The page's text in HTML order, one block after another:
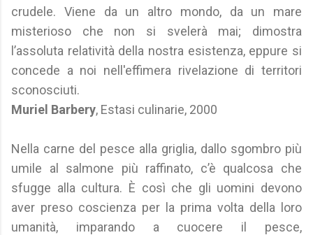
crudele. Viene da un altro mondo, da un mare
misterioso che non si svelerà mai; dimostra
l’assoluta relatività della nostra esistenza, eppure si
concede a noi nell'effimera rivelazione di territori
sconosciuti.
Muriel Barbery, Estasi culinarie, 2000
Nella carne del pesce alla griglia, dallo sgombro più
umile al salmone più raffinato, c’è qualcosa che
sfugge alla cultura. È così che gli uomini devono
aver preso coscienza per la prima volta della loro
umanità, imparando a cuocere il pesce,